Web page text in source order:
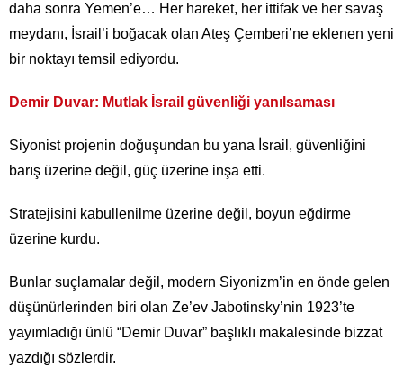
daha sonra Yemen’e… Her hareket, her ittifak ve her savaş
meydanı, İsrail’i boğacak olan Ateş Çemberi’ne eklenen yeni
bir noktayı temsil ediyordu.
Demir Duvar: Mutlak İsrail güvenliği yanılsaması
Siyonist projenin doğuşundan bu yana İsrail, güvenliğini
barış üzerine değil, güç üzerine inşa etti.
Stratejisini kabullenilme üzerine değil, boyun eğdirme
üzerine kurdu.
Bunlar suçlamalar değil, modern Siyonizm’in en önde gelen
düşünürlerinden biri olan Ze’ev Jabotinsky’nin 1923’te
yayımladığı ünlü “Demir Duvar” başlıklı makalesinde bizzat
yazdığı sözlerdir.